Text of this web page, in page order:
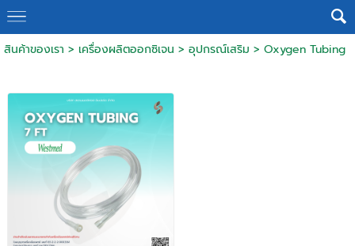
สินค้าของเรา > เครื่องผลิตออกซิเจน > อุปกรณ์เสริม > Oxygen Tubing